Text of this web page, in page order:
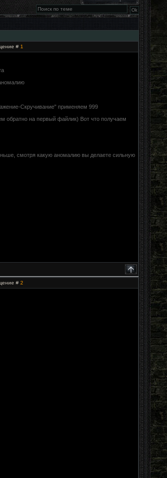
# 1
Скручивание" применяем 999
обратно на первый файлик) Вот что получаем
смотря какую аномалию вы делаете сильную
# 2